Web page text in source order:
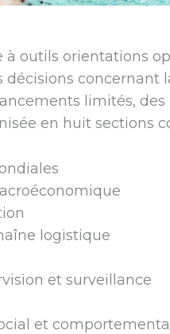
à outils orientations
décisions
limités,
en huit sections
logistique
et surveillance
et comportemental